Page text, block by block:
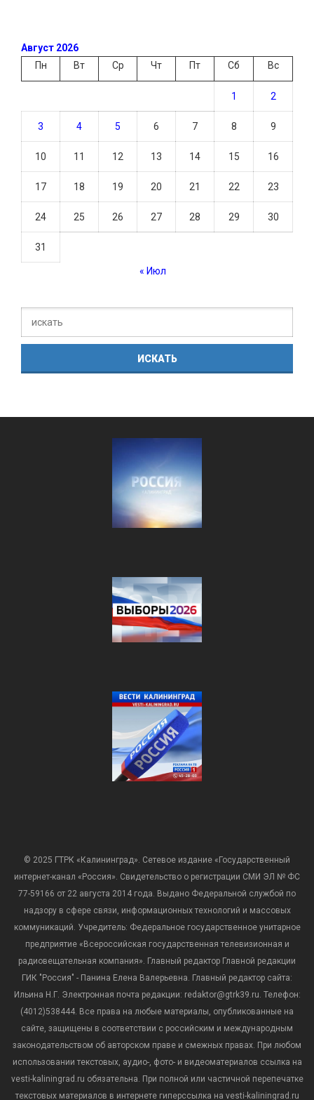
Август 2026
Пн
Вт Ср Чт Пт Сб Вс
1 2
3 4 5 6 7 8 9
10 11 12 13 14 15 16
17 18 19 20 21 22 23
24 25 26 27 28 29 30
31
« Июл
© 2025 ГТРК «Калининград». Сетевое издание «Государственный
интернет-канал «Россия». Свидетельство о регистрации СМИ ЭЛ № ФС
77-59166 от 22 августа 2014 года. Выдано Федеральной службой по
надзору в сфере связи, информационных технологий и массовых
коммуникаций. Учредитель: Федеральное государственное унитарное
предприятие «Всероссийская государственная телевизионная и
радиовещательная компания». Главный редактор Главной редакции
ГИК "Россия" - Панина Елена Валерьевна. Главный редактор сайта:
Ильина Н.Г. Электронная почта редакции: redaktor@gtrk39.ru. Телефон:
(4012)538444. Все права на любые материалы, опубликованные на
сайте, защищены в соответствии с российским и международным
законодательством об авторском праве и смежных правах. При любом
использовании текстовых, аудио-, фото- и видеоматериалов ссылка на
vesti-kaliningrad.ru обязательна. При полной или частичной перепечатке
текстовых материалов в интернете гиперссылка на vesti-kaliningrad.ru